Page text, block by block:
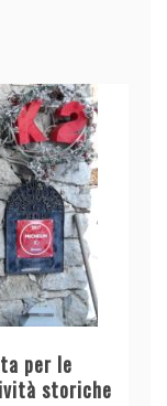
per le
storiche